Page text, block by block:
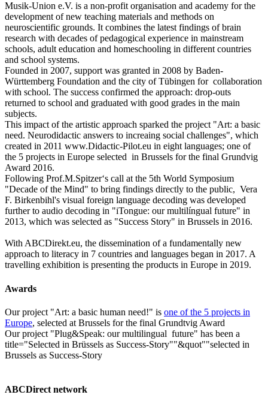
Musik-Union e.V. is a non-profit organisation and academy for the
development of new teaching materials and methods on
neuroscientific grounds. It combines the latest findings of brain
research with decades of pedagogical experience in mainstream
schools, adult education and homeschooling in different countries
and school systems.
Founded in 2007, support was granted in 2008 by Baden-
Württemberg Foundation and the city of Tübingen for collaboration
with school. The success confirmed the approach: drop-outs
returned to school and graduated with good grades in the main
subjects.
This impact of the artistic approach sparked the project "Art: a basic
need. Neurodidactic answers to increaing social challenges", which
created in 2011 www.Didactic-Pilot.eu in eight languages; one of
the 5 projects in Europe selected in Brussels for the final Grundvig
Award 2016.
Following Prof.M.Spitzer‘s call at the 5th World Symposium
"Decade of the Mind" to bring findings directly to the public, Vera
F. Birkenbihl's visual foreign language decoding was developed
further to audio decoding in "iTongue: our multilíngual future" in
2013, which was selected as "Success Story" in Brussels in 2016.
With ABCDirekt.eu, the dissemination of a fundamentally new
approach to literacy in 7 countries and languages began in 2017. A
travelling exhibition is presenting the products in Europe in 2019.
Awards
Our project "Art: a basic human need!" is one of the 5 projects in
Europe, selected at Brussels for the final Grundtvig Award
Our project "Plug&Speak: our multilingual future" has been a
title="Selected in Brüssels as Success-Story""&quot""selected in
Brussels as Success-Story
ABCDirect network